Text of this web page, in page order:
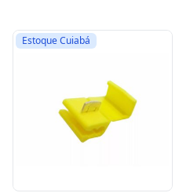
Estoque Cuiabá